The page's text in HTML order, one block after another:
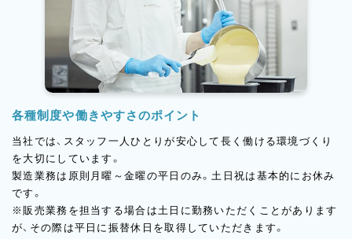
各種制度や働きやすさのポイント
当社では、スタッフ一人ひとりが安心して長く働ける環境づくり
を大切にしています。
製造業務は原則月曜～金曜の平日のみ。土日祝は基本的にお休み
です。
※販売業務を担当する場合は土日に勤務いただくことがあります
が、その際は平日に振替休日を取得していただきます。